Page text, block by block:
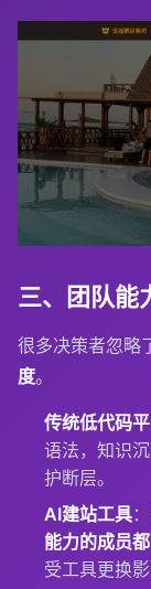
三、团队能
很多决策者忽略
度。
传统低代码
语法，知识
护断层。
AI建站工具
能力的成员
受工具更换影